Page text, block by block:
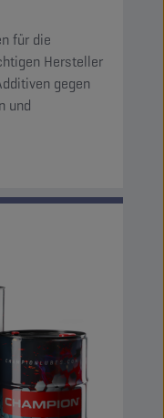
für die
Hersteller
gegen
und